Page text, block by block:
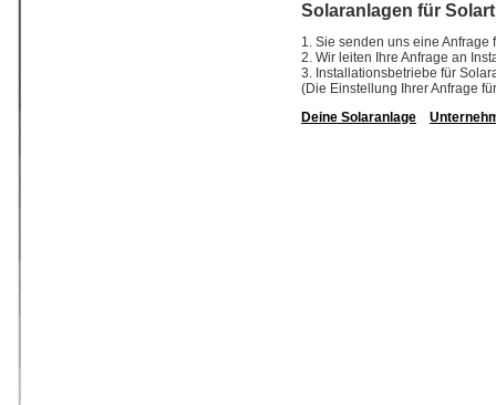
Solaranlagen für
1. Sie senden uns eine
2. Wir leiten Ihre Anfrage an
3. Installationsbetriebe für
(Die Einstellung Ihrer Anfrage
Deine Solaranlage